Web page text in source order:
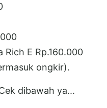
Rich E Rp.160.000
ongkir).
dibawah ya...